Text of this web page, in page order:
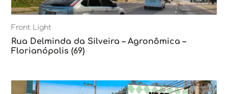
Front Light
Rua Delminda da Silveira – Agronômica –
Florianópolis (69)